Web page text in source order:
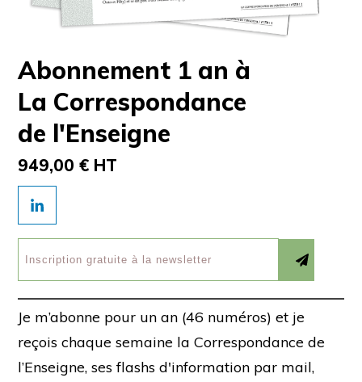
Abonnement 1 an à
La Correspondance
de l'Enseigne
949,00 € HT
Je m’abonne pour un an (46 numéros) et je
reçois chaque semaine la Correspondance de
l’Enseigne, ses flashs d'information par mail,